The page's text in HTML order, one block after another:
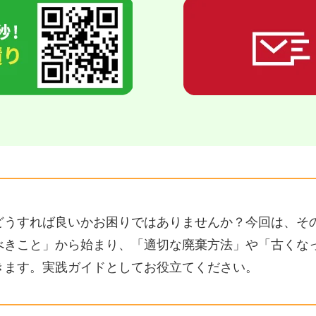
すれば良いかお困りではありませんか？今回は、
こと」から始まり、「適切な廃棄方法」や「古く
す。実践ガイドとしてお役立てください。